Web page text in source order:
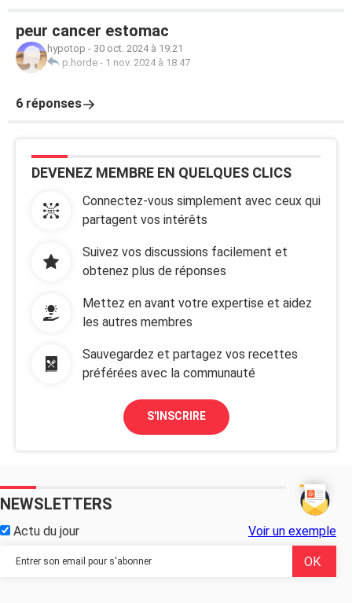
peur cancer estomac
hypotop - 30 oct. 2024 à 19:21
p.horde - 1 nov. 2024 à 18:47
6 réponses
DEVENEZ MEMBRE EN QUELQUES CLICS
Connectez-vous simplement avec ceux qui
partagent vos intérêts
Suivez vos discussions facilement et
obtenez plus de réponses
Mettez en avant votre expertise et aidez
les autres membres
Sauvegardez et partagez vos recettes
préférées avec la communauté
S'INSCRIRE
NEWSLETTERS
Actu du jour Voir un exemple